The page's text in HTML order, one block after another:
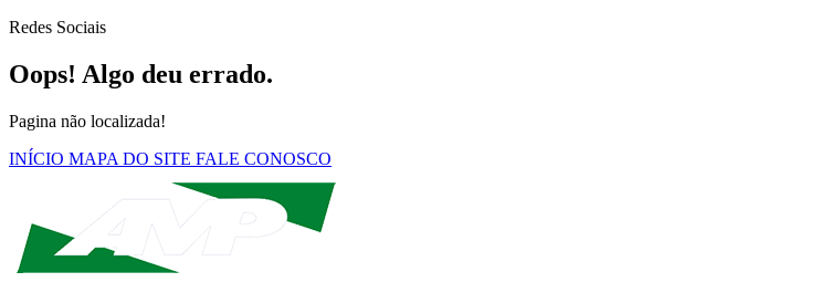
Redes Sociais
Oops! Algo deu errado.
Pagina não localizada!
INÍCIO MAPA DO SITE FALE CONOSCO